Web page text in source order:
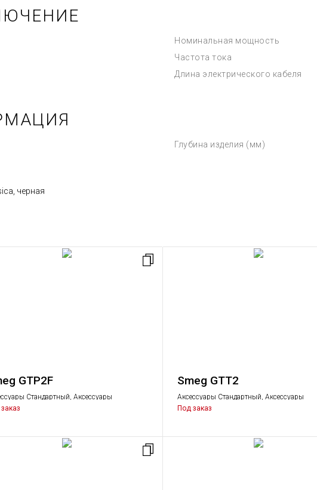
Номинальная мощность
Частота тока
Длина электрического кабеля
Глубина изделия (мм)
черная
GTP2F
Стандартный, Аксессуары
Smeg GTT2
Аксессуары Стандартный, Аксессуары
Под заказ